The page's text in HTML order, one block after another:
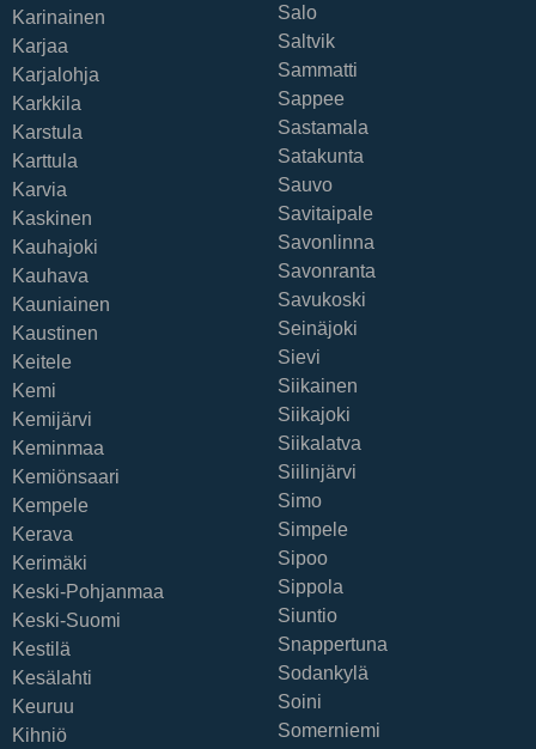
Karinainen
Karjaa
Karjalohja
Karkkila
Karstula
Karttula
Karvia
Kaskinen
Kauhajoki
Kauhava
Kauniainen
Kaustinen
Keitele
Kemi
Kemijärvi
Keminmaa
Kemiönsaari
Kempele
Kerava
Kerimäki
Keski-Pohjanmaa
Keski-Suomi
Kestilä
Kesälahti
Keuruu
Kihniö
Salo
Saltvik
Sammatti
Sappee
Sastamala
Satakunta
Sauvo
Savitaipale
Savonlinna
Savonranta
Savukoski
Seinäjoki
Sievi
Siikainen
Siikajoki
Siikalatva
Siilinjärvi
Simo
Simpele
Sipoo
Sippola
Siuntio
Snappertuna
Sodankylä
Soini
Somerniemi